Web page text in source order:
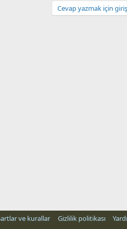
Cevap yazmak için
ve kurallar Gizlilik politikası